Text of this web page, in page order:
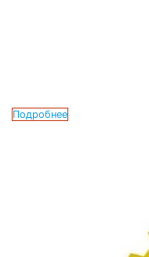
Подробнее